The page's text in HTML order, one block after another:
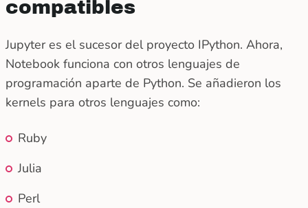
compatibles
Jupyter es el sucesor del proyecto IPython. Ahora,
Notebook funciona con otros lenguajes de
programación aparte de Python. Se añadieron los
kernels para otros lenguajes como:
Ruby
Julia
Perl